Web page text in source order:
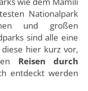
Nationalpark
und großen
sind alle eine
hier kurz vor,
Reisen durch
entdeckt werden